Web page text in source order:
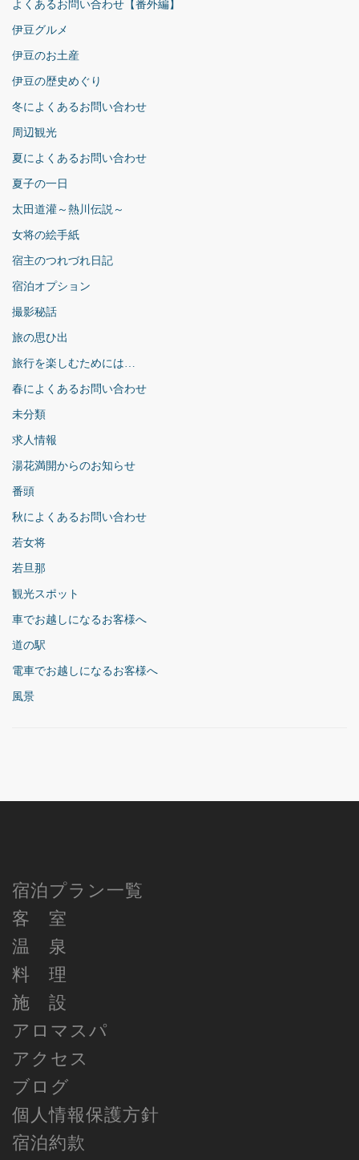
よくあるお問い合わせ【番外編】
伊豆グルメ
伊豆のお土産
伊豆の歴史めぐり
冬によくあるお問い合わせ
周辺観光
夏によくあるお問い合わせ
夏子の一日
太田道灌～熱川伝説～
女将の絵手紙
宿主のつれづれ日記
宿泊オプション
撮影秘話
旅の思ひ出
旅行を楽しむためには…
春によくあるお問い合わせ
未分類
求人情報
湯花満開からのお知らせ
番頭
秋によくあるお問い合わせ
若女将
若旦那
観光スポット
車でお越しになるお客様へ
道の駅
電車でお越しになるお客様へ
風景
宿泊プラン一覧
客 室
温 泉
料 理
施 設
アロマスパ
アクセス
ブログ
個人情報保護方針
宿泊約款